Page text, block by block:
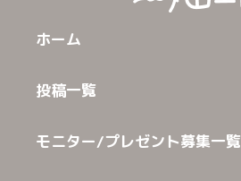
ホーム
投稿一覧
モニター/プレゼント募集一覧